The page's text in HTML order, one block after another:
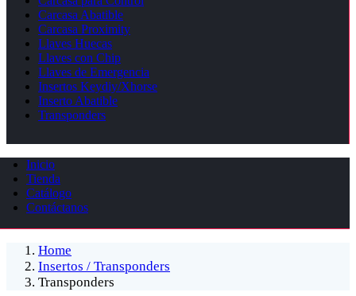
Carcasa Abatible
Carcasa Proximity
Llaves Huecas
Llaves con Chip
Llaves de Emergencia
Insertos Keydiy/Xhorse
Inserto Abatible
Transponders
Inicio
Tienda
Catálogo
Contáctanos
Home
Insertos / Transponders
Transponders